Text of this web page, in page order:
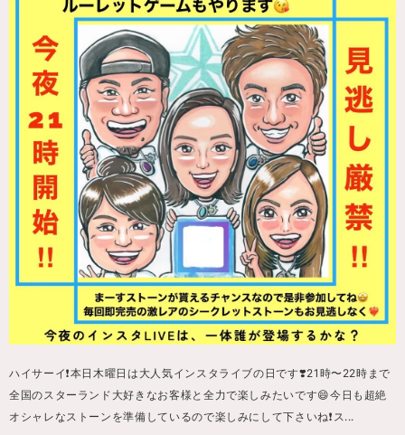
ハイサーイ❗️本日木曜日は大人気インスタライブの日です❣️21時〜22時まで
全国のスターランド大好きなお客様と全力で楽しみたいです😄今日も超絶
オシャレなストーンを準備しているので楽しみにして下さいね❗️ス...